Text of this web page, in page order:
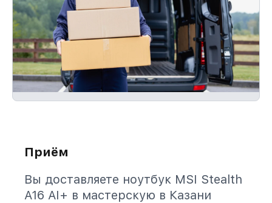
Приём
Вы доставляете ноутбук MSI Stealth
A16 AI+ в мастерскую в Казани